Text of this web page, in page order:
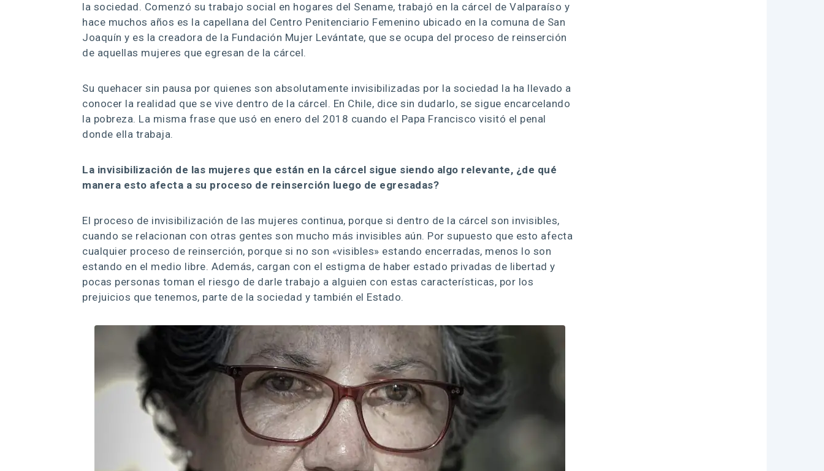
la sociedad. Comenzó su trabajo social en hogares del Sename, trabajó en la cárcel de Valparaíso y
hace muchos años es la capellana del Centro Penitenciario Femenino ubicado en la comuna de San
Joaquín y es la creadora de la Fundación Mujer Levántate, que se ocupa del proceso de reinserción
de aquellas mujeres que egresan de la cárcel.
Su quehacer sin pausa por quienes son absolutamente invisibilizadas por la sociedad la ha llevado a
conocer la realidad que se vive dentro de la cárcel. En Chile, dice sin dudarlo, se sigue encarcelando
la pobreza. La misma frase que usó en enero del 2018 cuando el Papa Francisco visitó el penal
donde ella trabaja.
La invisibilización de las mujeres que están en la cárcel sigue siendo algo relevante, ¿de qué
manera esto afecta a su proceso de reinserción luego de egresadas?
El proceso de invisibilización de las mujeres continua, porque si dentro de la cárcel son invisibles,
cuando se relacionan con otras gentes son mucho más invisibles aún. Por supuesto que esto afecta
cualquier proceso de reinserción, porque si no son «visibles» estando encerradas, menos lo son
estando en el medio libre. Además, cargan con el estigma de haber estado privadas de libertad y
pocas personas toman el riesgo de darle trabajo a alguien con estas características, por los
prejuicios que tenemos, parte de la sociedad y también el Estado.